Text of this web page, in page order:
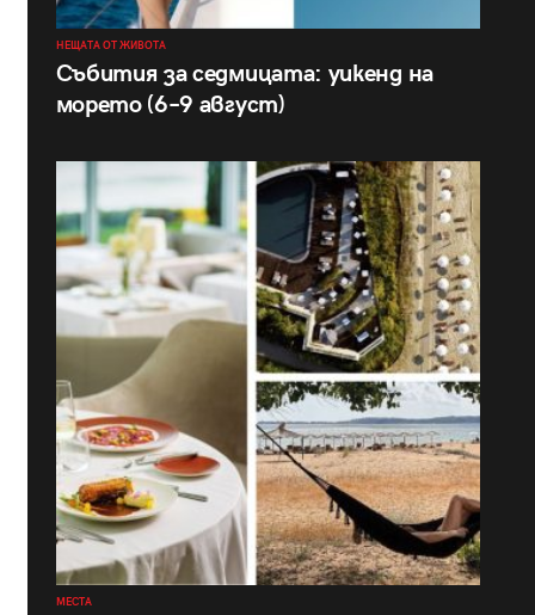
НЕЩАТА ОТ ЖИВОТА
Събития за седмицата: уикенд на
морето (6–9 август)
МЕСТА